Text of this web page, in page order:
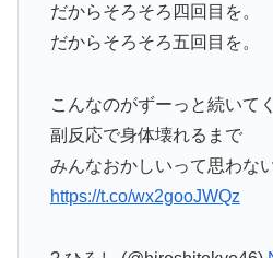
だからそろそろ四回目を。
だからそろそろ五回目を。
こんなのがずーっと続いてく
副反応で身体壊れるまで
みんなおかしいって思わな
https://t.co/wx2gooJWQz